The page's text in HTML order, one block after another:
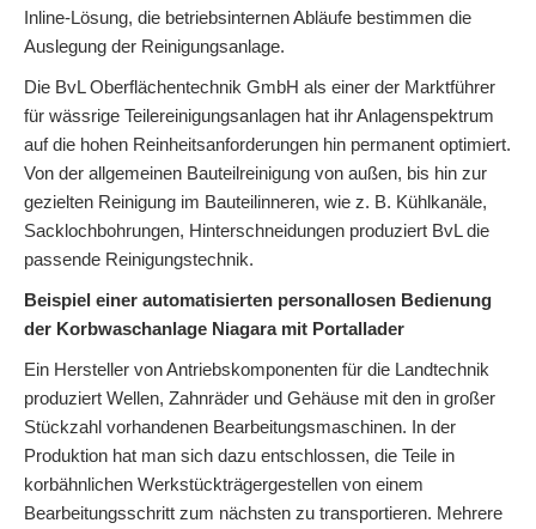
Inline-Lösung, die betriebsinternen Abläufe bestimmen die
Auslegung der Reinigungsanlage.
Die BvL Oberflächentechnik GmbH als einer der Marktführer
für wässrige Teilereinigungsanlagen hat ihr Anlagenspektrum
auf die hohen Reinheitsanforderungen hin permanent optimiert.
Von der allgemeinen Bauteilreinigung von außen, bis hin zur
gezielten Reinigung im Bauteilinneren, wie z. B. Kühlkanäle,
Sacklochbohrungen, Hinterschneidungen produziert BvL die
passende Reinigungstechnik.
Beispiel einer automatisierten personallosen Bedienung
der Korbwaschanlage Niagara mit Portallader
Ein Hersteller von Antriebskomponenten für die Landtechnik
produziert Wellen, Zahnräder und Gehäuse mit den in großer
Stückzahl vorhandenen Bearbeitungsmaschinen. In der
Produktion hat man sich dazu entschlossen, die Teile in
korbähnlichen Werkstückträgergestellen von einem
Bearbeitungsschritt zum nächsten zu transportieren. Mehrere